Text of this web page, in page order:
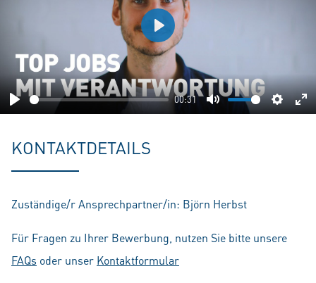
Play
00:31
Mute
Play
KONTAKTDETAILS
Zuständige/r Ansprechpartner/in: Björn Herbst
Für Fragen zu Ihrer Bewerbung, nutzen Sie bitte unsere
FAQs oder unser Kontaktformular